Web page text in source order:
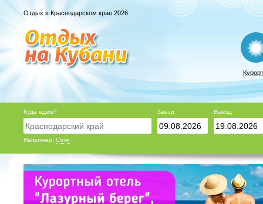
Отдых в Краснодарском крае 2026
Куда едем?
Например: Сочи
Заезд Выезд